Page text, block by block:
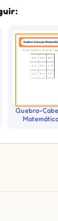
Quebra-